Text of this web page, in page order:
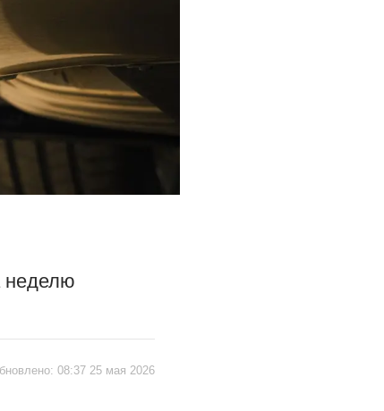
неделю
08:37 25 мая 2026